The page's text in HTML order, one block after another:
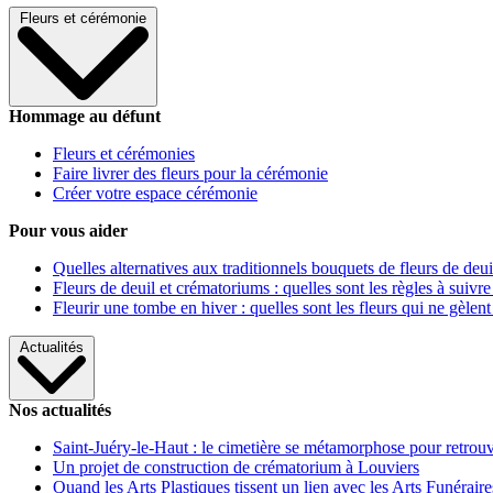
Fleurs et cérémonie
Hommage au défunt
Fleurs et cérémonies
Faire livrer des fleurs pour la cérémonie
Créer votre espace cérémonie
Pour vous aider
Quelles alternatives aux traditionnels bouquets de fleurs de
Fleurs de deuil et crématoriums : quelles sont les règles à
Fleurir une tombe en hiver : quelles sont les fleurs qui ne gèlent
Actualités
Nos actualités
Saint-Juéry-le-Haut : le cimetière se métamorphose pour
Un projet de construction de crématorium à Louviers
Quand les Arts Plastiques tissent un lien avec les Arts